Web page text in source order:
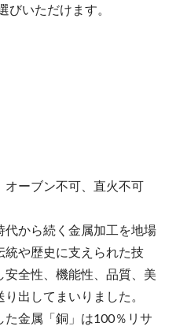
びいただけます。
オーブン不可、直火不可
から続く金属加工を地場
統や歴史に支えられた技
全性、機能性、品質、美
出してまいりました。
金属「銅」は100％リサ